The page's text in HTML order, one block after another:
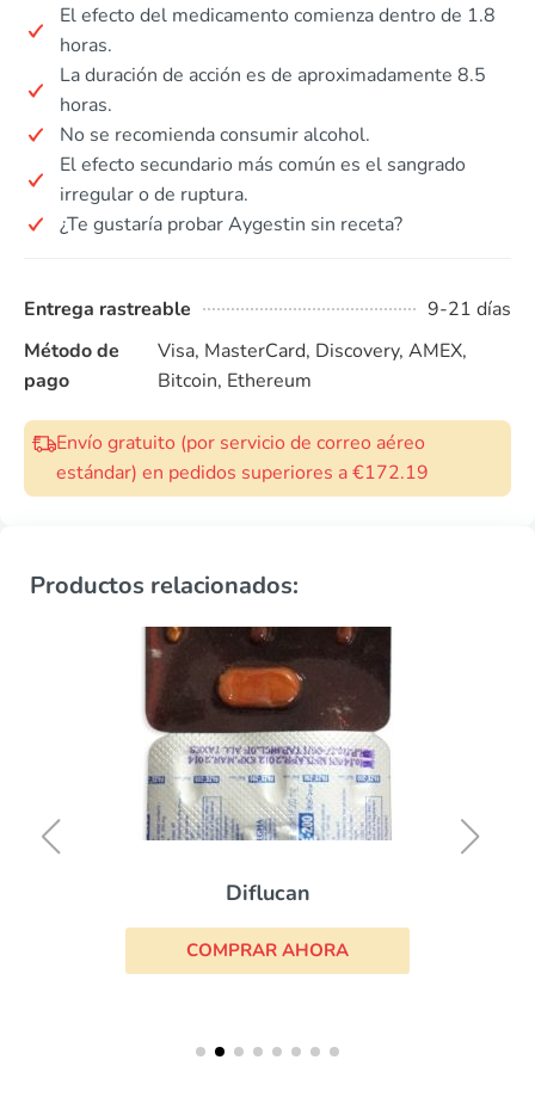
El efecto del medicamento comienza dentro de 1.8
horas.
La duración de acción es de aproximadamente 8.5
horas.
No se recomienda consumir alcohol.
El efecto secundario más común es el sangrado
irregular o de ruptura.
¿Te gustaría probar Aygestin sin receta?
Entrega rastreable
9-21 días
Método de
pago
Visa, MasterCard, Discovery, AMEX,
Bitcoin, Ethereum
Envío gratuito (por servicio de correo aéreo
estándar) en pedidos superiores a €172.19
Productos relacionados:
Diflucan
COMPRAR AHORA